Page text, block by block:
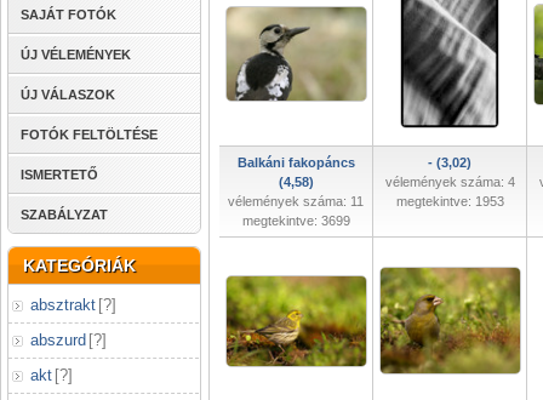
SAJÁT FOTÓK
ÚJ VÉLEMÉNYEK
ÚJ VÁLASZOK
FOTÓK FELTÖLTÉSE
ISMERTETŐ
SZABÁLYZAT
KATEGÓRIÁK
absztrakt [?]
abszurd [?]
akt [?]
Balkáni fakopáncs
(4,58)
vélemények száma: 11
megtekintve: 3699
- (3,02)
vélemények száma: 4
megtekintve: 1953